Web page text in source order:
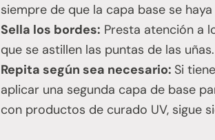
siempre de que la capa base se
Sella los bordes: Presta atención a
que se astillen las puntas de las uñas.
Repita según sea necesario: Si
aplicar una segunda capa de base
con productos de curado UV, sigue